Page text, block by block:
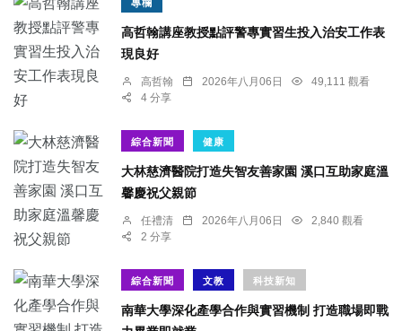
專欄
高哲翰講座教授點評警專實習生投入治安工作表
現良好
高哲翰 2026年八月06日
49,111 觀看
4 分享
綜合新聞 健康
大林慈濟醫院打造失智友善家園 溪口互助家庭溫
馨慶祝父親節
任禮清 2026年八月06日
2,840 觀看
2 分享
綜合新聞 文教 科技新知
南華大學深化產學合作與實習機制 打造職場即戰